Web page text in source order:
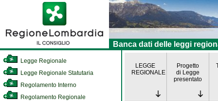
Banca dati delle leggi
Legge Regionale
Legge Regionale Statutaria
Regolamento Interno
Regolamento Regionale
LEGGE
REGIONALE
Progetto
di Legge
presentato